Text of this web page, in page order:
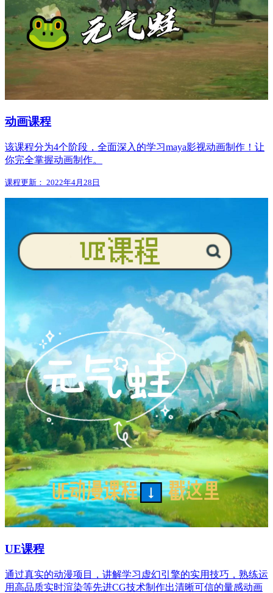
动画课程
该课程分为4个阶段，全面深入的学习maya影视动画制作！让
你完全掌握动画制作。
课程更新： 2022年4月28日
UE课程
通过真实的动漫项目，讲解学习虚幻引擎的实用技巧，熟练运
用高品质实时渲染等先进CG技术制作出清晰可信的量感动画